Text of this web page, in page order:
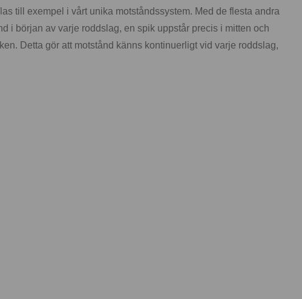
till exempel i vårt unika motståndssystem. Med de flesta andra
i början av varje roddslag, en spik uppstår precis i mitten och
Detta gör att motstånd känns kontinuerligt vid varje roddslag,